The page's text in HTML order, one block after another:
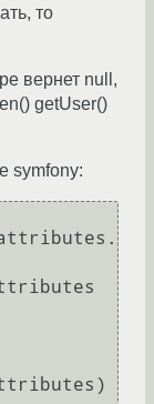
то
вернет null,
getUser()
symfony: